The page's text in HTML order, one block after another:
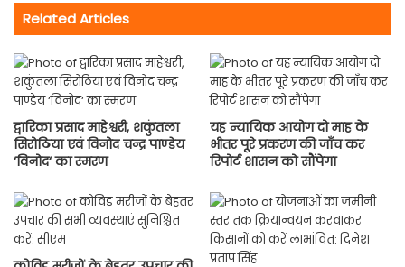
Related Articles
द्वारिका प्रसाद माहेश्वरी, शकुंतला
सिरोठिया एवं विनोद चन्द्र पाण्डेय
‘विनोद‘ का स्मरण
यह न्यायिक आयोग दो माह के
भीतर पूरे प्रकरण की जाँच कर
रिपोर्ट शासन को सौंपेगा